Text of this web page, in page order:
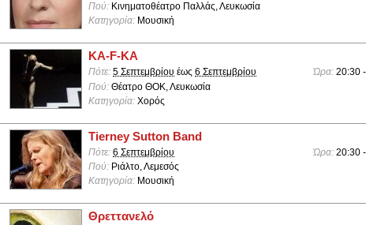
Πού: Κινηματοθέατρο Παλλάς, Λευκωσία
Κατηγορία: Μουσική
KA-F-KA
Πότε: 5 Σεπτεμβρίου έως 6 Σεπτεμβρίου Ώρα: 20:30
Πού: Θέατρο ΘΟΚ, Λευκωσία
Κατηγορία: Χορός
Tierney Sutton Band
Πότε: 6 Σεπτεμβρίου Ώρα: 20:30 -
Πού: Ριάλτο, Λεμεσός
Κατηγορία: Μουσική
Θρεττανελό